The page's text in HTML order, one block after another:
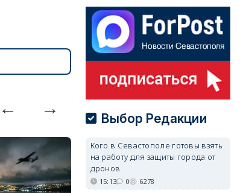
Выбор Редакции
Кого в Севастополе готовы взять
на работу для защиты города от
дронов
15:13 0 6278